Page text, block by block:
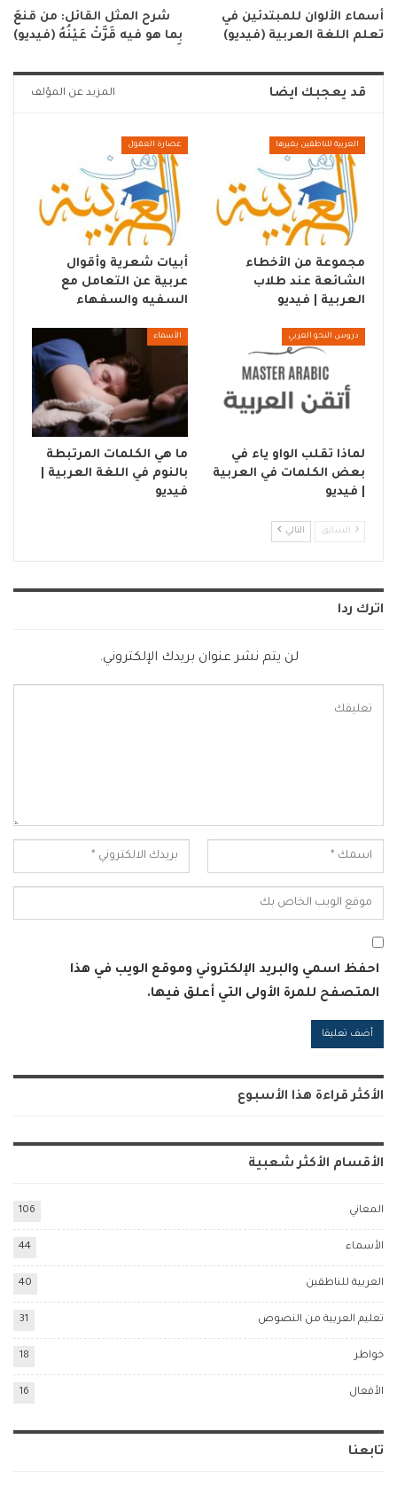
أسماء الألوان للمبتدئين في
تعلم اللغة العربية (فيديو)
شرح المثل القائل: من قنعَ
بِما هو فيه قَرَّتْ عَيْنُهُ (فيديو)
قد يعجبك ايضا المزيد عن المؤلف
العربية للناطقين بغيرها
مجموعة من الأخطاء
الشائعة عند طلاب
العربية | فيديو
عصارة العقول
أبيات شعرية وأقوال
عربية عن التعامل مع
السفيه والسفهاء
دروس النحو العربي
لماذا تقلب الواو ياء في
بعض الكلمات في العربية
| فيديو
الأسماء
ما هي الكلمات المرتبطة
بالنوم في اللغة العربية |
فيديو
السابق التالي
اترك ردا
لن يتم نشر عنوان بريدك الإلكتروني.
احفظ اسمي والبريد الإلكتروني وموقع الويب في هذا
المتصفح للمرة الأولى التي أعلق فيها.
الأكثر قراءة هذا الأسبوع
الأقسام الأكثر شعبية
المعاني 106
الأسماء 44
العربية للناطقين 40
تعليم العربية من النصوص 31
خواطر 18
الأفعال 16
تابعنا